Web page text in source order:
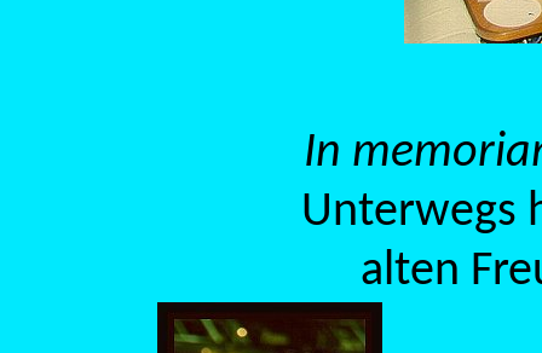
In
Unterwegs
alten